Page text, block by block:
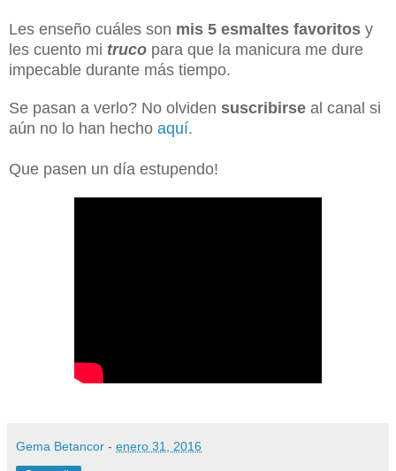
Les enseño cuáles son mis 5 esmaltes favoritos y
les cuento mi truco para que la manicura me dure
impecable durante más tiempo.
Se pasan a verlo? No olviden suscribirse al canal si
aún no lo han hecho aquí.
Que pasen un día estupendo!
Gema Betancor - enero 31, 2016